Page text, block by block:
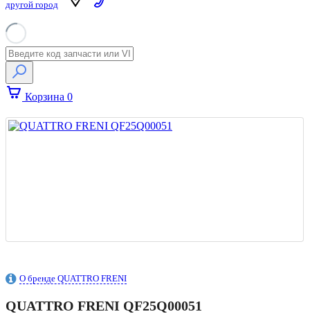
другой город
Корзина 0
О бренде QUATTRO FRENI
QUATTRO FRENI QF25Q00051